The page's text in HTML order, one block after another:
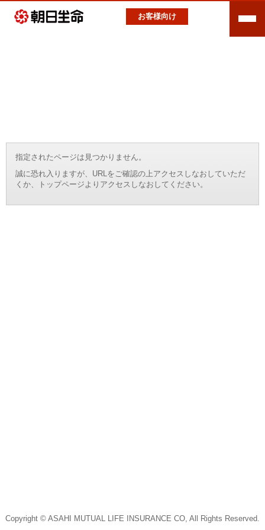
お客様向け
指定されたページは見つかりません。
誠に恐れ入りますが、URLをご確認の上アクセスしなおしていただ
くか、トップページよりアクセスしなおしてください。
Copyright © ASAHI MUTUAL LIFE INSURANCE CO, All Rights Reserved.